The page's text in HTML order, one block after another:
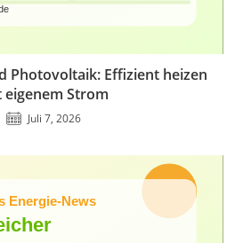
Photovoltaik: Effizient heizen
eigenem Strom
Juli 7, 2026